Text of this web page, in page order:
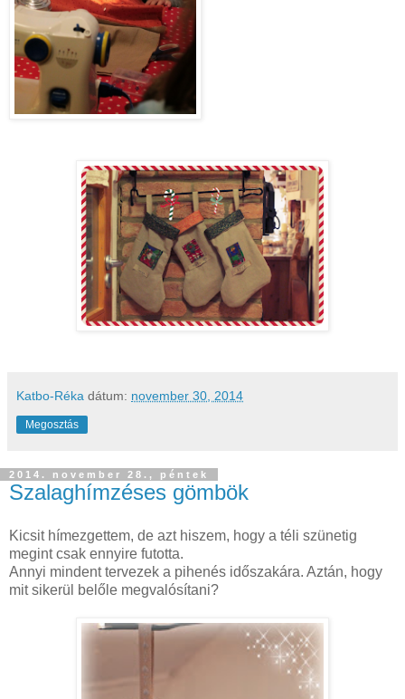
Katbo-Réka dátum: november 30, 2014
Megosztás
2014. november 28., péntek
Szalaghímzéses gömbök
Kicsit hímezgettem, de azt hiszem, hogy a téli szünetig
megint csak ennyire futotta.
Annyi mindent tervezek a pihenés időszakára. Aztán, hogy
mit sikerül belőle megvalósítani?